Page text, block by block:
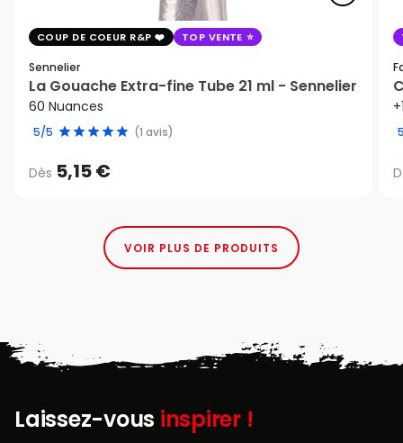
COUP DE COEUR R&P TOP VENTE
Sennelier
La Gouache Extra-fine Tube 21 ml - Sennelier
60 Nuances
5/5 (1 avis)
Dès 5,15 €
VOIR PLUS DE PRODUITS
Laissez-vous inspirer !